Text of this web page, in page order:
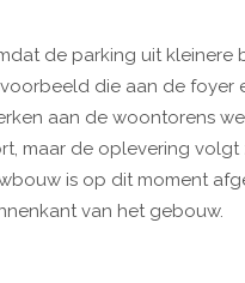
de parking uit kleinere
die aan de foyer
aan de woontorens
maar de oplevering
is op dit moment
van het gebouw.